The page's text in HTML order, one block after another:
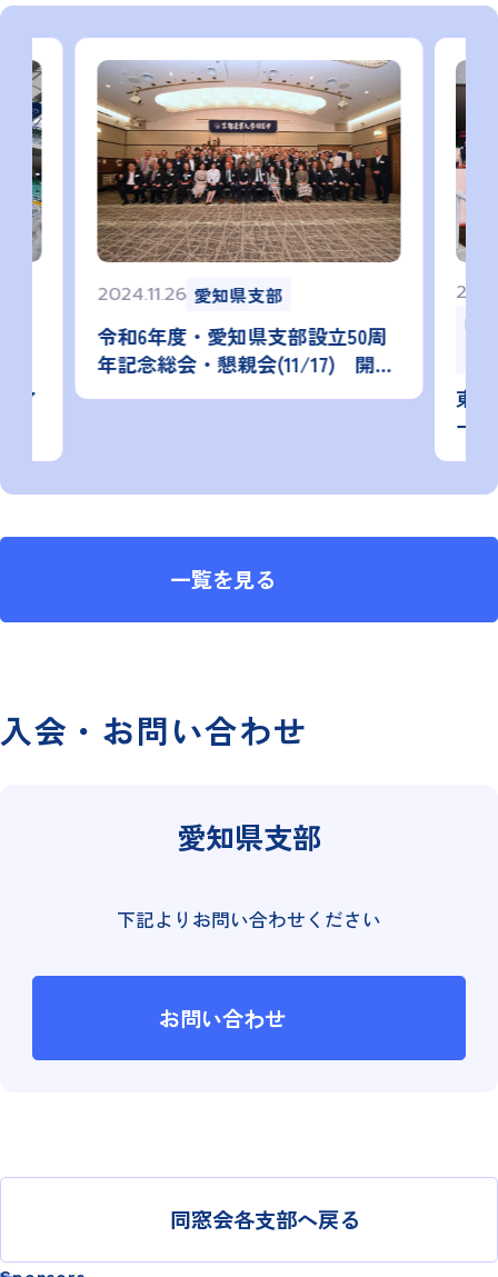
ア
2024.11.26 愛知県支部
令和6年度・愛知県支部設立50周
年記念総会・懇親会(11/17) 開催
岐
東
ー
一覧を見る
入会・お問い合わせ
愛知県支部
下記よりお問い合わせください
お問い合わせ
同窓会各支部へ戻る